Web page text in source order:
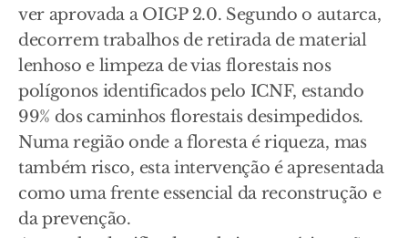
ver aprovada a OIGP 2.0. Segundo o autarca,
decorrem trabalhos de retirada de material
lenhoso e limpeza de vias florestais nos
polígonos identificados pelo ICNF, estando
99% dos caminhos florestais desimpedidos.
Numa região onde a floresta é riqueza, mas
também risco, esta intervenção é apresentada
como uma frente essencial da reconstrução e
da prevenção.